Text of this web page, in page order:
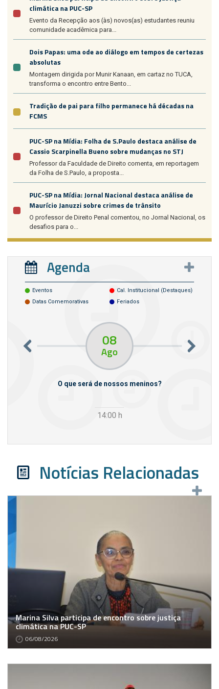
climática na PUC-SP
Evento da Recepção aos (às) novos(as) estudantes reuniu
comunidade acadêmica para...
Dois Papas: uma ode ao diálogo em tempos de certezas
absolutas
Montagem dirigida por Munir Kanaan, em cartaz no TUCA,
transforma o encontro entre Bento...
Tradição de pai para filho permanece há décadas na
FCMS
PUC-SP na Mídia: Folha de S.Paulo destaca análise de
Cassio Scarpinella Bueno sobre mudanças no STJ
Professor da Faculdade de Direito comenta, em reportagem
da Folha de S.Paulo, a proposta...
PUC-SP na Mídia: Jornal Nacional destaca análise de
Maurício Januzzi sobre crimes de trânsito
O professor de Direito Penal comentou, no Jornal Nacional, os
desafios para o...
Agenda
Eventos
Cal. Institucional (destaques)
Datas Comemorativas
Feriados
08
Ago
O que será de nossos meninos?
14:00 h
Notícias Relacionadas
Marina Silva participa de encontro sobre justiça
climática na PUC-SP
06/08/2026